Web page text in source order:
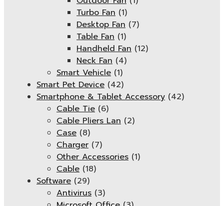
Turbo Fan (1)
Desktop Fan (7)
Table Fan (1)
Handheld Fan (12)
Neck Fan (4)
Smart Vehicle (1)
Smart Pet Device (42)
Smartphone & Tablet Accessory (42)
Cable Tie (6)
Cable Pliers Lan (2)
Case (8)
Charger (7)
Other Accessories (1)
Cable (18)
Software (29)
Antivirus (3)